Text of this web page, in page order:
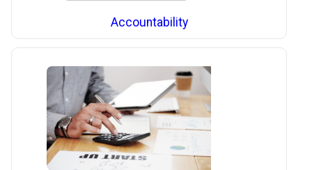
Accountability